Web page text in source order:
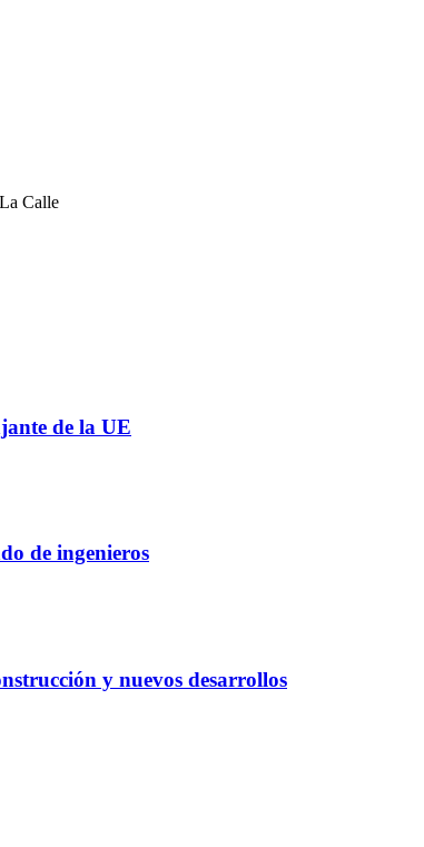
Calle
de la UE
de ingenieros
y nuevos desarrollos